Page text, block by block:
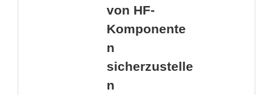
von HF-
Komponente
n
sicherzustelle
n